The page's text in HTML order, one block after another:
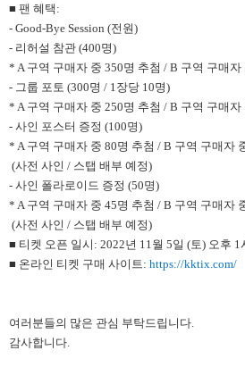
■ 팬 혜택:
- Good-Bye Session (전원)
- 리허설 참관 (400명)
* A 구역 구매자 중 350명 추첨 / B 구역 구매자
- 그룹 포토 (300명 / 1장당 10명)
* A 구역 구매자 중 250명 추첨 / B 구역 구매자
- 사인 포스터 증정 (100명)
* A 구역 구매자 중 80명 추첨 / B 구역 구매자
(사전 사인 / 스탭 배부 예정)
- 사인 폴라로이드 증정 (50명)
* A 구역 구매자 중 45명 추첨 / B 구역 구매자
(사전 사인 / 스탭 배부 예정)
■ 티켓 오픈 일시: 2022년 11월 5일 (토) 오후 1
■ 온라인 티켓 구매 사이트: https://kktix.com/
여러분들의 많은 관심 부탁드립니다.
감사합니다.